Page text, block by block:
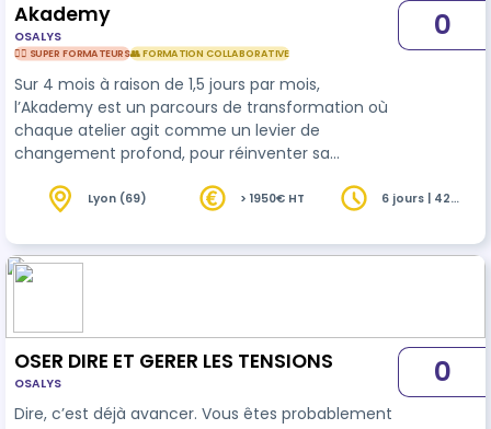
Akademy
OSALYS
🦸‍♀️ SUPER FORMATEURS👥 FORMATION COLLABORATIVE
Sur 4 mois à raison de 1,5 jours par mois,
l’Akademy est un parcours de transformation où
chaque atelier agit comme un levier de
changement profond, pour réinventer sa
les tensions et de passer à l’action. En parallèle,
personnalisé, complémentaire aux sessions en
groupe. Vous parvenez ainsi à fixer un cap clair
sur ce …
0
Lyon (69) > 1950€ HT
6 jours | 42
OSER DIRE ET GERER LES TENSIONS
OSALYS
Dire, c’est déjà avancer. Vous êtes probablement
0